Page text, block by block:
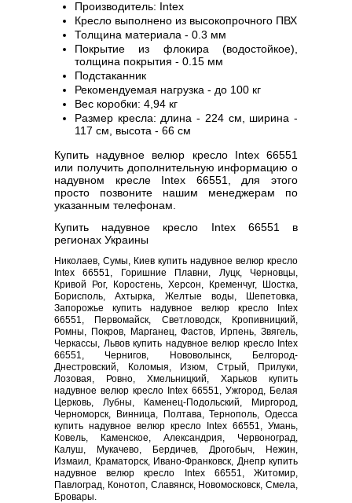
Производитель: Intex
Кресло выполнено из высокопрочного ПВХ
Толщина материала - 0.3 мм
Покрытие из флокира (водостойкое),
толщина покрытия - 0.15 мм
Подстаканник
Рекомендуемая нагрузка - до 100 кг
Вес коробки: 4,94 кг
Размер кресла: длина - 224 см, ширина -
117 см, высота - 66 см
Купить надувное велюр кресло Intex 66551
или получить дополнительную информацию о
надувном кресле Intex 66551, для этого
просто позвоните нашим менеджерам по
указанным телефонам.
Купить надувное кресло Intex 66551 в
регионах Украины
Николаев, Сумы, Киев купить надувное велюр кресло
Intex 66551, Горишние Плавни, Луцк, Черновцы,
Кривой Рог, Коростень, Херсон, Кременчуг, Шостка,
Борисполь, Ахтырка, Желтые воды, Шепетовка,
Запорожье купить надувное велюр кресло Intex
66551, Первомайск, Светловодск, Кропивницкий,
Ромны, Покров, Марганец, Фастов, Ирпень, Звягель,
Черкассы, Львов купить надувное велюр кресло Intex
66551, Чернигов, Нововолынск, Белгород-
Днестровский, Коломыя, Изюм, Стрый, Прилуки,
Лозовая, Ровно, Хмельницкий, Харьков купить
надувное велюр кресло Intex 66551, Ужгород, Белая
Церковь, Лубны, Каменец-Подольский, Миргород,
Черноморск, Винница, Полтава, Тернополь, Одесса
купить надувное велюр кресло Intex 66551, Умань,
Ковель, Каменское, Александрия, Червоноград,
Калуш, Мукачево, Бердичев, Дрогобыч, Нежин,
Измаил, Краматорск, Ивано-Франковск, Днепр купить
надувное велюр кресло Intex 66551, Житомир,
Павлоград, Конотоп, Славянск, Новомосковск, Смела,
Бровары.